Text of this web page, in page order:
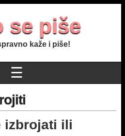
se piše
kaže i piše!
☰
izbrojati ili